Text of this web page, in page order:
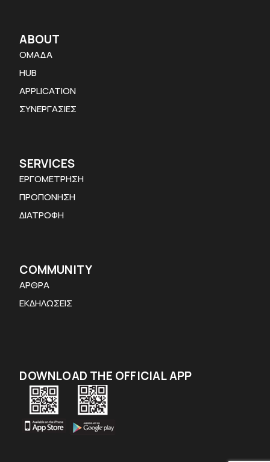
ABOUT
ΟΜΑΔΑ
HUB
APPLICATION
ΣΥΝΕΡΓΑΣΙΕΣ
SERVICES
ΕΡΓΟΜΕΤΡΗΣΗ
ΠΡΟΠΟΝΗΣΗ
ΔΙΑΤΡΟΦΗ
COMMUNITY
ΑΡΘΡΑ
ΕΚΔΗΛΩΣΕΙΣ
DOWNLOAD THE OFFICIAL APP